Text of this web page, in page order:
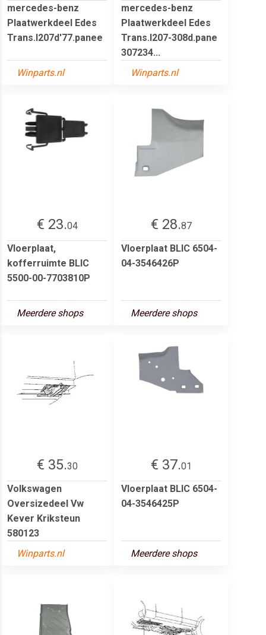
mercedes-benz
Plaatwerkdeel Edes
Trans.l207d'77.panee
Winparts.nl
mercedes-benz
Plaatwerkdeel Edes
Trans.l207-308d.pane
307234...
Winparts.nl
€ 23.04
Vloerplaat,
kofferruimte BLIC
5500-00-7703810P
Meerdere shops
€ 28.87
Vloerplaat BLIC 6504-
04-3546426P
Meerdere shops
€ 35.30
Volkswagen
Oversizedeel Vw
Kever Kriksteun
580123
Winparts.nl
€ 37.01
Vloerplaat BLIC 6504-
04-3546425P
Meerdere shops